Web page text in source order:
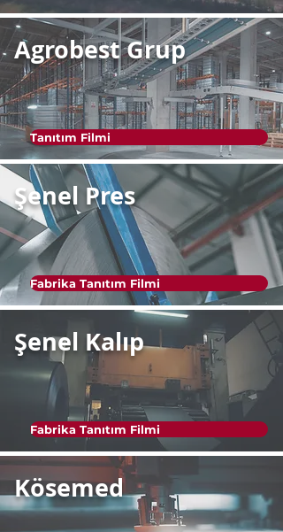
Agrobest Grup
Tanıtım Filmi
Şenel Pres
Fabrika Tanıtım Filmi
Şenel Kalıp
Fabrika Tanıtım Filmi
Kösemed